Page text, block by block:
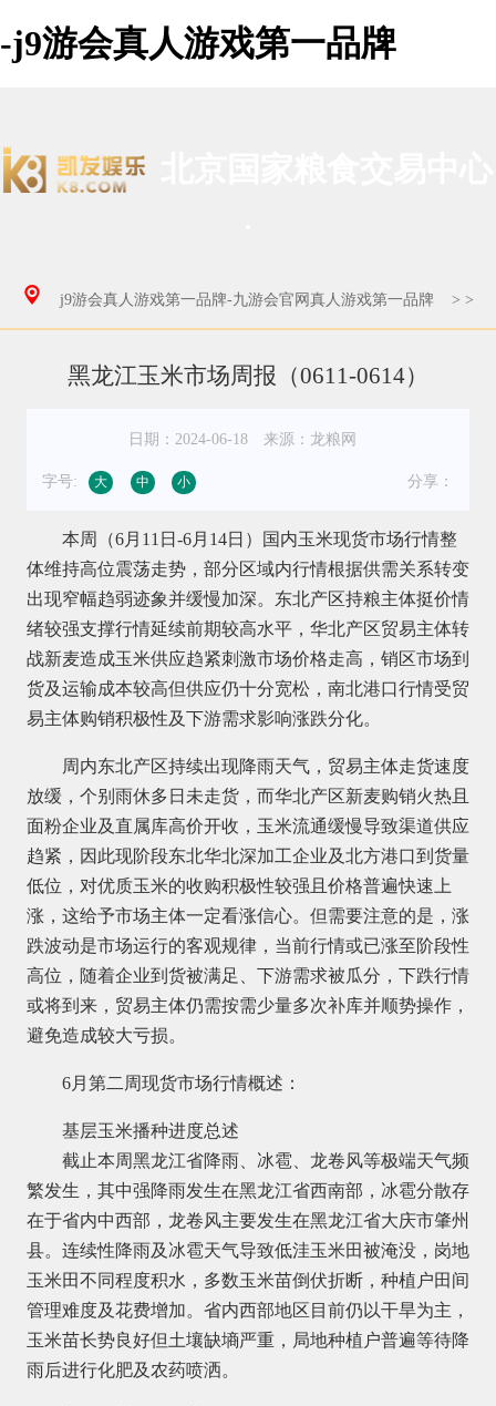
-j9游会真人游戏第一品牌
j9游会真人游戏第一品牌-九游会官网真人游戏第一品牌 > >
黑龙江玉米市场周报（0611-0614）
日期：2024-06-18 来源：龙粮网
字号: 大 中 小 分享：
本周（6月11日-6月14日）国内玉米现货市场行情整
体维持高位震荡走势，部分区域内行情根据供需关系转变
出现窄幅趋弱迹象并缓慢加深。东北产区持粮主体挺价情
绪较强支撑行情延续前期较高水平，华北产区贸易主体转
战新麦造成玉米供应趋紧刺激市场价格走高，销区市场到
货及运输成本较高但供应仍十分宽松，南北港口行情受贸
易主体购销积极性及下游需求影响涨跌分化。
周内东北产区持续出现降雨天气，贸易主体走货速度
放缓，个别雨休多日未走货，而华北产区新麦购销火热且
面粉企业及直属库高价开收，玉米流通缓慢导致渠道供应
趋紧，因此现阶段东北华北深加工企业及北方港口到货量
低位，对优质玉米的收购积极性较强且价格普遍快速上
涨，这给予市场主体一定看涨信心。但需要注意的是，涨
跌波动是市场运行的客观规律，当前行情或已涨至阶段性
高位，随着企业到货被满足、下游需求被瓜分，下跌行情
或将到来，贸易主体仍需按需少量多次补库并顺势操作，
避免造成较大亏损。
6月第二周现货市场行情概述：
基层玉米播种进度总述
截止本周黑龙江省降雨、冰雹、龙卷风等极端天气频
繁发生，其中强降雨发生在黑龙江省西南部，冰雹分散存
在于省内中西部，龙卷风主要发生在黑龙江省大庆市肇州
县。连续性降雨及冰雹天气导致低洼玉米田被淹没，岗地
玉米田不同程度积水，多数玉米苗倒伏折断，种植户田间
管理难度及花费增加。省内西部地区目前仍以干旱为主，
玉米苗长势良好但土壤缺墒严重，局地种植户普遍等待降
雨后进行化肥及农药喷洒。